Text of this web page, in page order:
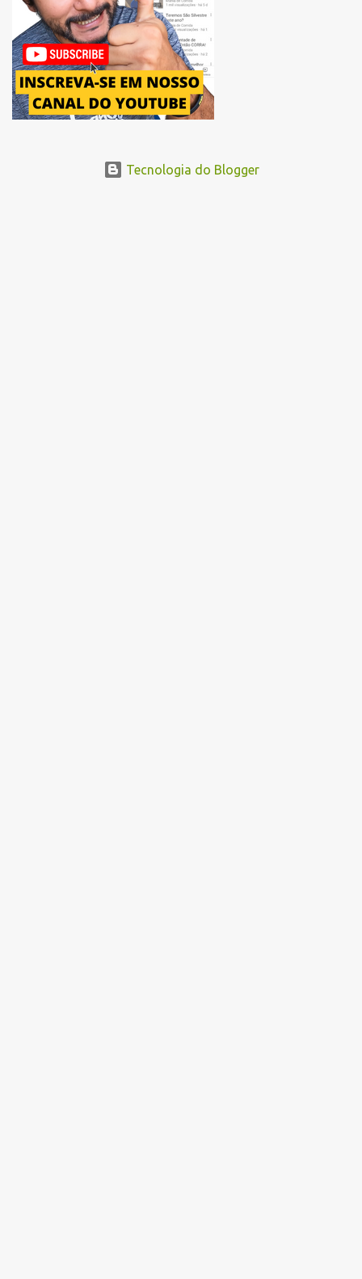
acessando a Avenida Norma Pieruccini Giannotti, a Avenida Rudge e
...
Tecnologia do Blogger